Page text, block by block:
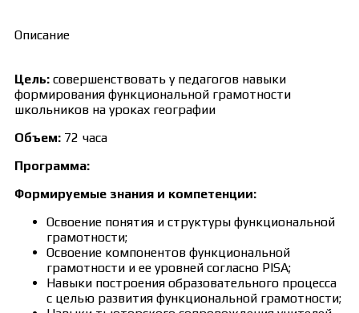
Описание
Цель: совершенствовать у педагогов навыки
формирования функциональной грамотности
школьников на уроках географии
Объем: 72 часа
Программа:
Формируемые знания и компетенции:
Освоение понятия и структуры функциональной
грамотности;
Освоение компонентов функциональной
грамотности и ее уровней согласно PISA;
Навыки построения образовательного процесса
с целью развития функциональной грамотности;